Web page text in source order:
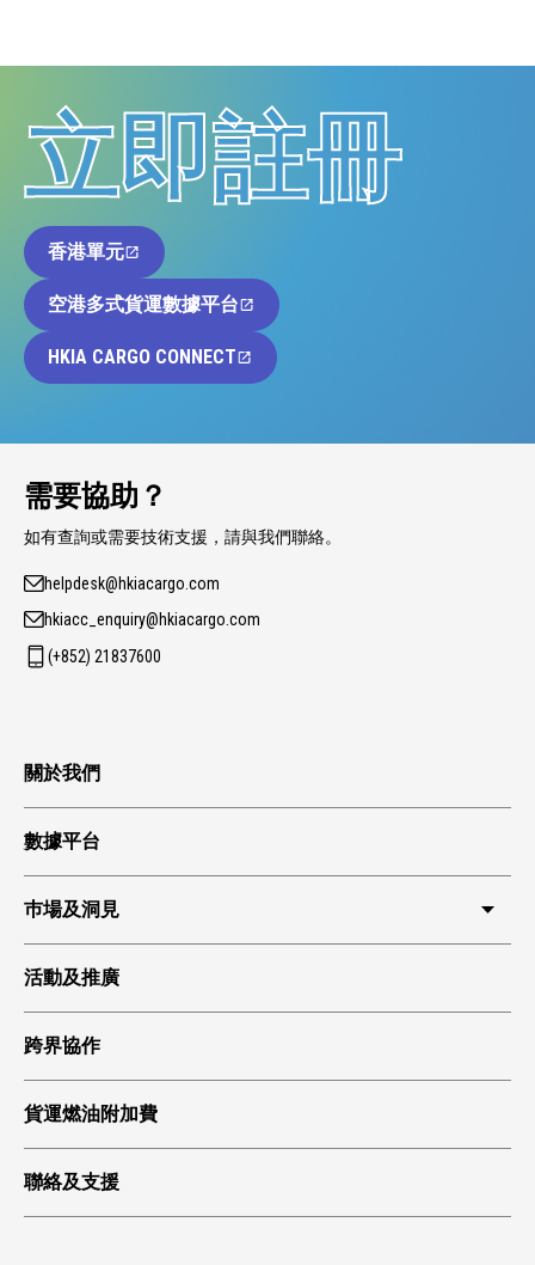
立即註冊
香港單元
空港多式貨運數據平台
HKIA CARGO CONNECT
需要協助？
如有查詢或需要技術支援，請與我們聯絡。
helpdesk@hkiacargo.com
hkiacc_enquiry@hkiacargo.com
(+852) 21837600
關於我們
數據平台
巿場及洞見
活動及推廣
跨界協作
貨運燃油附加費
聯絡及支援